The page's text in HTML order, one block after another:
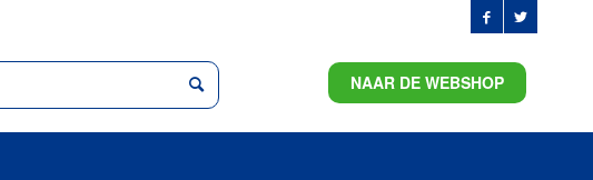
NAAR DE WEBSHOP